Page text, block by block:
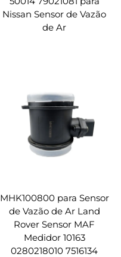
Nissan Sensor de Vazão
de Ar
MHK100800 para Sensor
de Vazão de Ar Land
Rover Sensor MAF
Medidor 10163
0280218010 7516134